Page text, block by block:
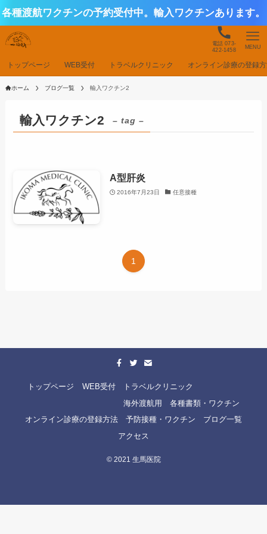
各種渡航ワクチンの予約受付中。輸入ワクチンあります。
電話 073-
422-1458
MENU
トップページ WEB受付 トラベルクリニック オンライン診療の登録
ホーム ブログ一覧 輸入ワクチン2
輸入ワクチン2 – tag –
A型肝炎
2016年7月23日 任意接種
1
トップページ WEB受付
トラベルクリニック
海外渡航用 各種書類・ワクチン
オンライン診療の登録方法
予防接種・ワクチン
ブログ一覧
アクセス
©2021 生馬医院